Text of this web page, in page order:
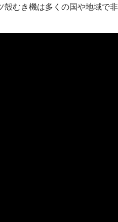
殻むき機は多くの国や地域で